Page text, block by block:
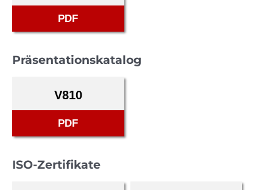
PDF
Präsentationskatalog
V810
PDF
ISO-Zertifikate